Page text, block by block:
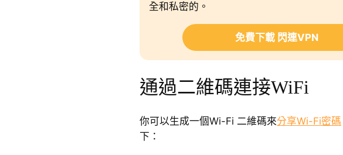
全和私密的。
免費下載 閃連VPN
通過二維碼連接WiFi
你可以生成一個Wi-Fi 二維碼來分享Wi-Fi密碼
下：